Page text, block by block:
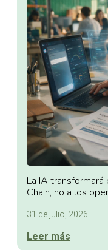
La IA
Chain, no a los
31 de julio, 2026
Leer más